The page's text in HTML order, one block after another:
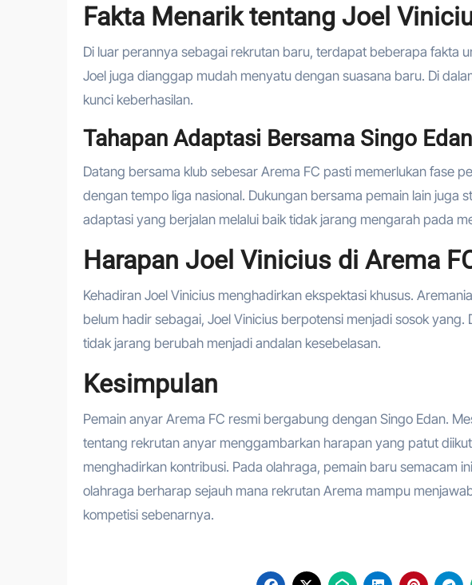
Fakta Menarik tentang Joel
Di luar perannya sebagai rekrutan baru, terdapat beberapa fakta
Joel juga dianggap mudah menyatu dengan suasana baru. Di
kunci keberhasilan.
Tahapan Adaptasi Bersama Singo Edan
Datang bersama klub sebesar Arema FC pasti memerlukan fase
dengan tempo liga nasional. Dukungan bersama pemain lain juga
adaptasi yang berjalan melalui baik tidak jarang mengarah pada
Harapan Joel Vinicius di Arema
Kehadiran Joel Vinicius menghadirkan ekspektasi khusus.
belum hadir sebagai, Joel Vinicius berpotensi menjadi sosok
tidak jarang berubah menjadi andalan kesebelasan.
Kesimpulan
Pemain anyar Arema FC resmi bergabung dengan Singo Edan.
tentang rekrutan anyar menggambarkan harapan yang patut
menghadirkan kontribusi. Pada olahraga, pemain baru semacam
olahraga berharap sejauh mana rekrutan Arema mampu
kompetisi sebenarnya.